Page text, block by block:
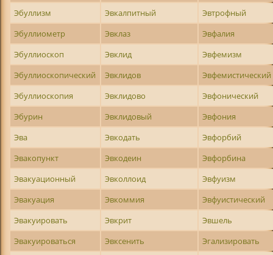
Эбуллизм
Эвкалпитный
Эвтрофный
Эбуллиометр
Эвклаз
Эвфалия
Эбуллиоскоп
Эвклид
Эвфемизм
Эбуллиоскопический
Эвклидов
Эвфемистический
Эбуллиоскопия
Эвклидово
Эвфонический
Эбурин
Эвклидовый
Эвфония
Эва
Эвкодать
Эвфорбий
Эвакопункт
Эвкодеин
Эвфорбина
Эвакуационный
Эвколлоид
Эвфуизм
Эвакуация
Эвкоммия
Эвфуистический
Эвакуировать
Эвкрит
Эвшель
Эвакуироваться
Эвксенить
Эгализировать